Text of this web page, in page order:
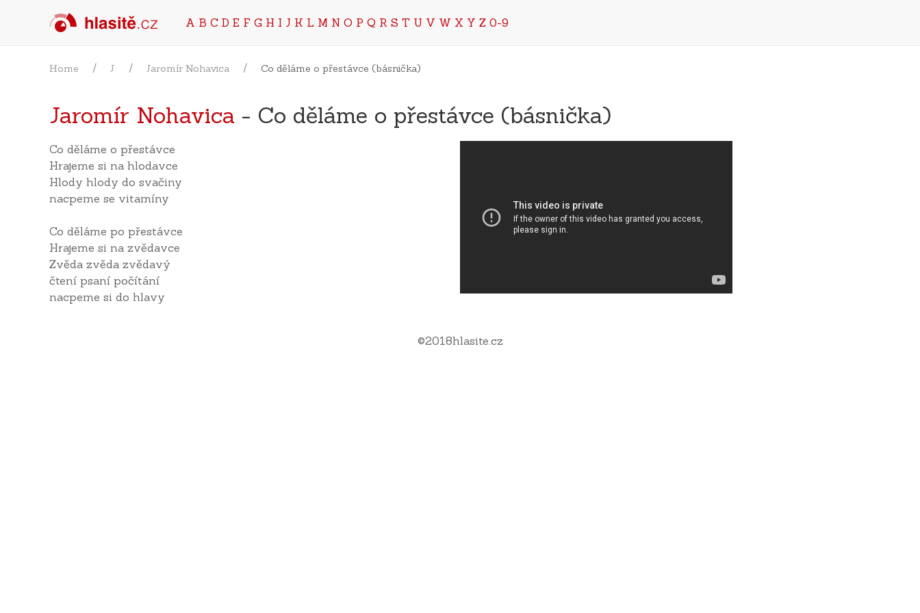
A B C D E F G H I J K L M N O P Q R S T U V W X Y Z 0-9
Home J Jaromír Nohavica Co děláme o přestávce (básnička)
Jaromír Nohavica - Co děláme o přestávce (básnička)
Co děláme o přestávce
Hrajeme si na hlodavce
Hlody hlody do svačiny
nacpeme se vitamíny
Co děláme po přestávce
Hrajeme si na zvědavce
Zvěda zvěda zvědavý
čtení psaní počítání
nacpeme si do hlavy
©2018hlasite.cz